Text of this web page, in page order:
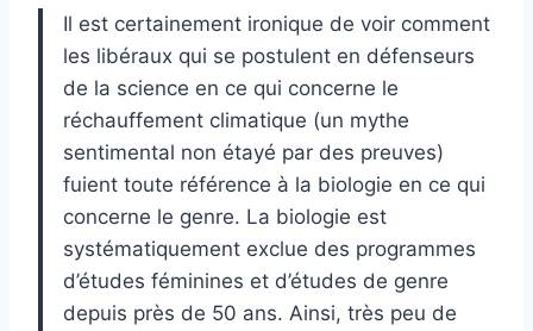
Il est certainement ironique de voir comment
les libéraux qui se postulent en défenseurs
de la science en ce qui concerne le
réchauffement climatique (un mythe
sentimental non étayé par des preuves)
fuient toute référence à la biologie en ce qui
concerne le genre. La biologie est
systématiquement exclue des programmes
d’études féminines et d’études de genre
depuis près de 50 ans. Ainsi, très peu de